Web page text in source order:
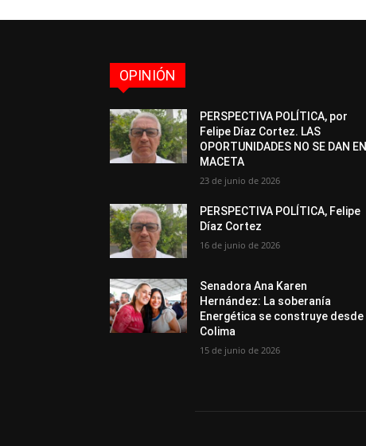
OPINIÓN
PERSPECTIVA POLÍTICA, por
Felipe Díaz Cortez. LAS
OPORTUNIDADES NO SE DAN EN
MACETA
23 de junio de 2026
PERSPECTIVA POLÍTICA, Felipe
Díaz Cortez
16 de junio de 2026
Senadora Ana Karen
Hernández: La soberanía
Energética se construye desde
Colima
15 de junio de 2026